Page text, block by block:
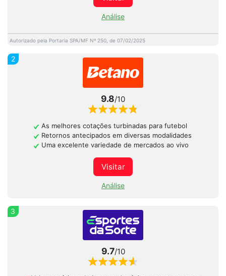
Análise
Autorizado pela Portaria SPA/MF Nº 250, de 07/02/2025
2
9.8/10
As melhores cotações turbinadas para futebol
Retornos antecipados em diversas modalidades
Uma excelente variedade de mercados ao vivo
Visitar
Análise
3
9.7/10